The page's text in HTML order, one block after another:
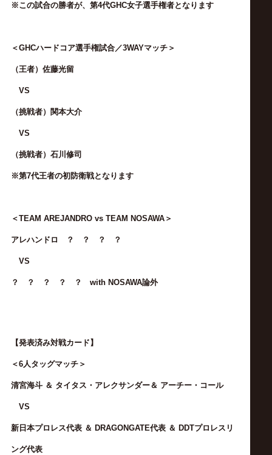
※この試合の勝者が、第4代GHC女子選手権者となります
＜GHCハードコア選手権試合／3WAYマッチ＞
（王者）佐藤光留
VS
（挑戦者）関本大介
VS
（挑戦者）石川修司
※第7代王者の初防衛戦となります
＜TEAM AREJANDRO vs TEAM NOSAWA＞
アレハンドロ ？ ？ ？ ？
VS
？ ？ ？ ？ ？ with NOSAWA論外
【発表済み対戦カード 】
＜6人タッグマッチ＞
清宮海斗 ＆ タイタス・アレクサンダー＆ アーチー・コール
VS
新日本プロレス代表 ＆ DRAGONGATE代表 ＆ DDTプロレスリ
ング代表